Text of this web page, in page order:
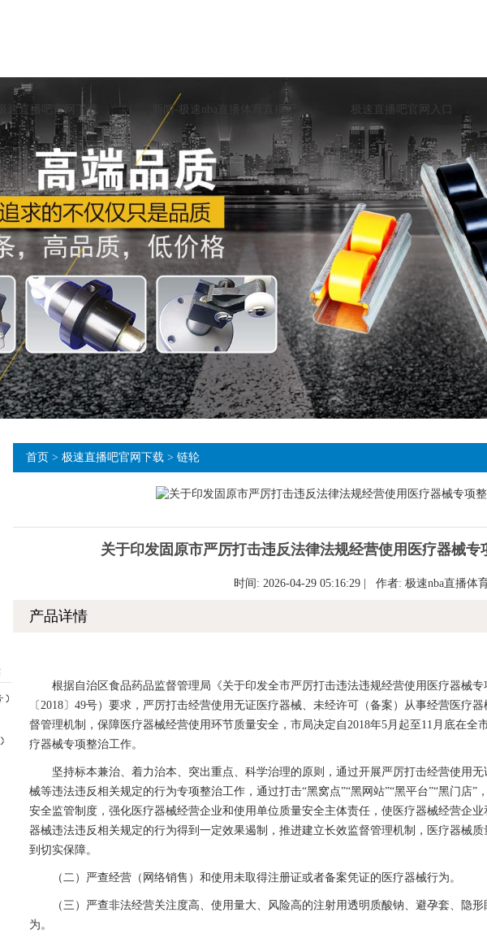
极速直播吧官网下载 新闻-极速nba直播体育直播吧 极速直播吧官网入口
首页 > 极速直播吧官网下载 > 链轮
关于印发固原市严厉打击违反法律法规经营使用医疗器械
时间: 2026-04-29 05:16:29 | 作者: 极速nba直播体
产品详情
根据自治区食品药品监督管理局《关于印发全市严厉打击违法违规经营使用医疗器械专
〔2018〕49号）要求，严厉打击经营使用无证医疗器械、未经许可（备案）从事经营医疗
督管理机制，保障医疗器械经营使用环节质量安全，市局决定自2018年5月起至11月底在全
疗器械专项整治工作。
坚持标本兼治、着力治本、突出重点、科学治理的原则，通过开展严厉打击经营使用无
械等违法违反相关规定的行为专项整治工作，通过打击“黑窝点”“黑网站”“黑平台”“黑门店
安全监管制度，强化医疗器械经营企业和使用单位质量安全主体责任，使医疗器械经营企
器械违法违反相关规定的行为得到一定效果遏制，推进建立长效监督管理机制，医疗器械
到切实保障。
（二）严查经营（网络销售）和使用未取得注册证或者备案凭证的医疗器械行为。
（三）严查非法经营关注度高、使用量大、风险高的注射用透明质酸钠、避孕套、隐形
为。